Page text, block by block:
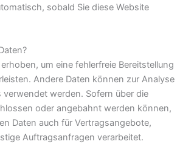
sobald Sie diese Website
um eine fehlerfreie Bereitstellung
Andere Daten können zur Analyse
verwendet werden. Sofern über die
oder angebahnt werden können,
Daten auch für Vertragsangebote,
Auftragsanfragen verarbeitet.